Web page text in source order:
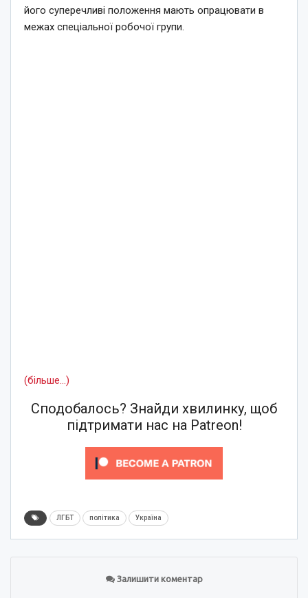
його суперечливі положення мають опрацювати в
межах спеціальної робочої групи.
(більше…)
Сподобалось? Знайди хвилинку, щоб
підтримати нас на Patreon!
ЛГБТ політика Україна
Залишити коментар